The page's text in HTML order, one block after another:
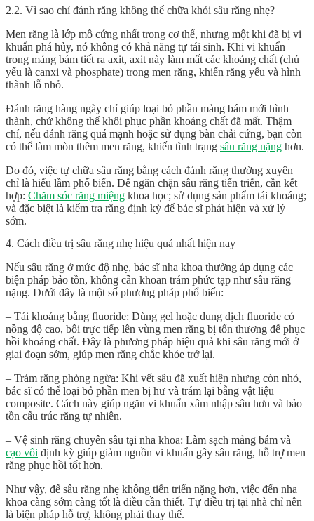
2.2. Vì sao chỉ đánh răng không thể chữa khỏi sâu răng nhẹ?
Men răng là lớp mô cứng nhất trong cơ thể, nhưng một khi đã bị vi
khuẩn phá hủy, nó không có khả năng tự tái sinh. Khi vi khuẩn
trong mảng bám tiết ra axit, axit này làm mất các khoáng chất (chủ
yếu là canxi và phosphate) trong men răng, khiến răng yếu và hình
thành lỗ nhỏ.
Đánh răng hàng ngày chỉ giúp loại bỏ phần mảng bám mới hình
thành, chứ không thể khôi phục phần khoáng chất đã mất. Thậm
chí, nếu đánh răng quá mạnh hoặc sử dụng bàn chải cứng, bạn còn
có thể làm mòn thêm men răng, khiến tình trạng sâu răng nặng hơn.
Do đó, việc tự chữa sâu răng bằng cách đánh răng thường xuyên
chỉ là hiểu lầm phổ biến. Để ngăn chặn sâu răng tiến triển, cần kết
hợp: Chăm sóc răng miệng khoa học; sử dụng sản phẩm tái khoáng;
và đặc biệt là kiểm tra răng định kỳ để bác sĩ phát hiện và xử lý
sớm.
4. Cách điều trị sâu răng nhẹ hiệu quả nhất hiện nay
Nếu sâu răng ở mức độ nhẹ, bác sĩ nha khoa thường áp dụng các
biện pháp bảo tồn, không cần khoan trám phức tạp như sâu răng
nặng. Dưới đây là một số phương pháp phổ biến:
– Tái khoáng bằng fluoride: Dùng gel hoặc dung dịch fluoride có
nồng độ cao, bôi trực tiếp lên vùng men răng bị tổn thương để phục
hồi khoáng chất. Đây là phương pháp hiệu quả khi sâu răng mới ở
giai đoạn sớm, giúp men răng chắc khỏe trở lại.
– Trám răng phòng ngừa: Khi vết sâu đã xuất hiện nhưng còn nhỏ,
bác sĩ có thể loại bỏ phần men bị hư và trám lại bằng vật liệu
composite. Cách này giúp ngăn vi khuẩn xâm nhập sâu hơn và bảo
tồn cấu trúc răng tự nhiên.
– Vệ sinh răng chuyên sâu tại nha khoa: Làm sạch mảng bám và
cạo vôi định kỳ giúp giảm nguồn vi khuẩn gây sâu răng, hỗ trợ men
răng phục hồi tốt hơn.
Như vậy, để sâu răng nhẹ không tiến triển nặng hơn, việc đến nha
khoa càng sớm càng tốt là điều cần thiết. Tự điều trị tại nhà chỉ nên
là biện pháp hỗ trợ, không phải thay thế.